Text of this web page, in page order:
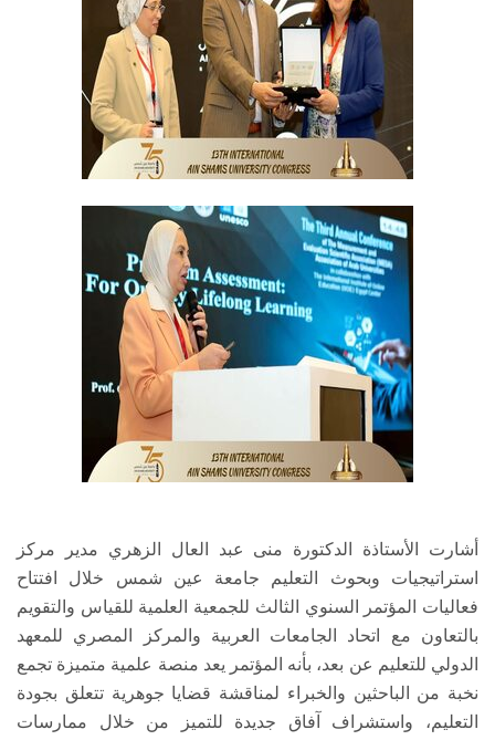
أشارت الأستاذة الدكتورة منى عبد العال الزهري مدير مركز
استراتيجيات وبحوث التعليم جامعة عين شمس خلال افتتاح
فعاليات المؤتمر السنوي الثالث للجمعية العلمية للقياس والتقويم
بالتعاون مع اتحاد الجامعات العربية والمركز المصري للمعهد
الدولي للتعليم عن بعد، بأنه المؤتمر يعد منصة علمية متميزة تجمع
نخبة من الباحثين والخبراء لمناقشة قضايا جوهرية تتعلق بجودة
التعليم، واستشراف آفاق جديدة للتميز من خلال ممارسات